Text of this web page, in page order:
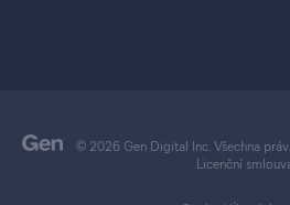
© 2026 Gen Digital Inc. Všechna
Licenční